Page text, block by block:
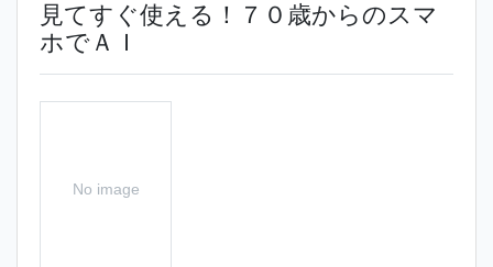
見てすぐ使える！７０歳からのスマ
ホでＡＩ
No image